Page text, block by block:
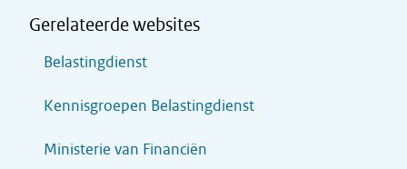
Gerelateerde websites
Belastingdienst
Kennisgroepen Belastingdienst
Ministerie van Financiën